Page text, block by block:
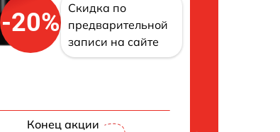
-20%
Скидка по
предварительной
записи на сайте
Конец акции